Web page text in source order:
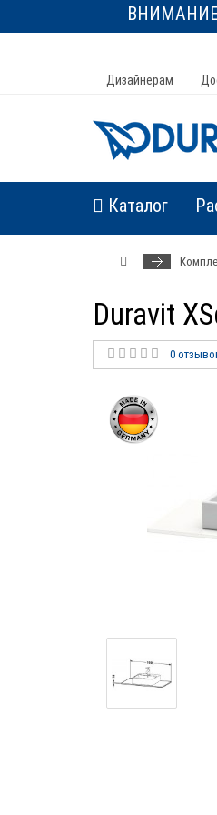
ВНИМАНИЕ!
Дизайнерам
Каталог
Duravit
0